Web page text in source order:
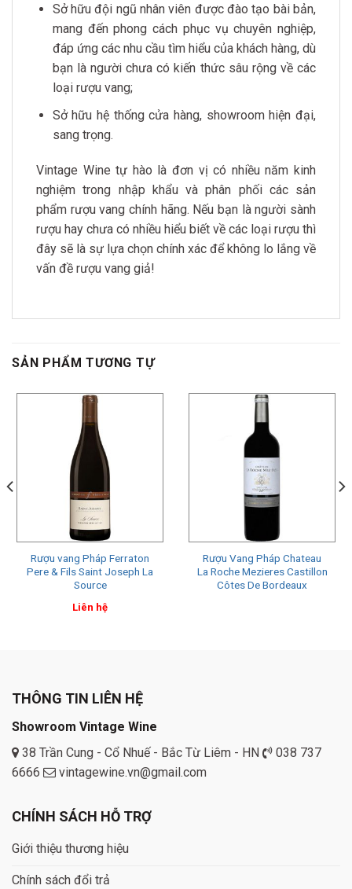
Sở hữu đội ngũ nhân viên được đào tạo bài bản,
mang đến phong cách phục vụ chuyên nghiệp,
đáp ứng các nhu cầu tìm hiểu của khách hàng, dù
bạn là người chưa có kiến thức sâu rộng về các
loại rượu vang;
Sở hữu hệ thống cửa hàng, showroom hiện đại,
sang trọng.
Vintage Wine tự hào là đơn vị có nhiều năm kinh
nghiệm trong nhập khẩu và phân phối các sản
phẩm rượu vang chính hãng. Nếu bạn là người sành
rượu hay chưa có nhiều hiểu biết về các loại rượu thì
đây sẽ là sự lựa chọn chính xác để không lo lắng về
vấn đề rượu vang giả!
SẢN PHẨM TƯƠNG TỰ
Rượu vang Pháp Ferraton
Pere & Fils Saint Joseph La
Source
Liên hệ
Rượu Vang Pháp Chateau
La Roche Mezieres Castillon
Côtes De Bordeaux
THÔNG TIN LIÊN HỆ
Showroom Vintage Wine
38 Trần Cung - Cổ Nhuế - Bắc Từ Liêm - HN
038 737
6666
vintagewine.vn@gmail.com
CHÍNH SÁCH HỖ TRỢ
Giới thiệu thương hiệu
Chính sách đổi trả